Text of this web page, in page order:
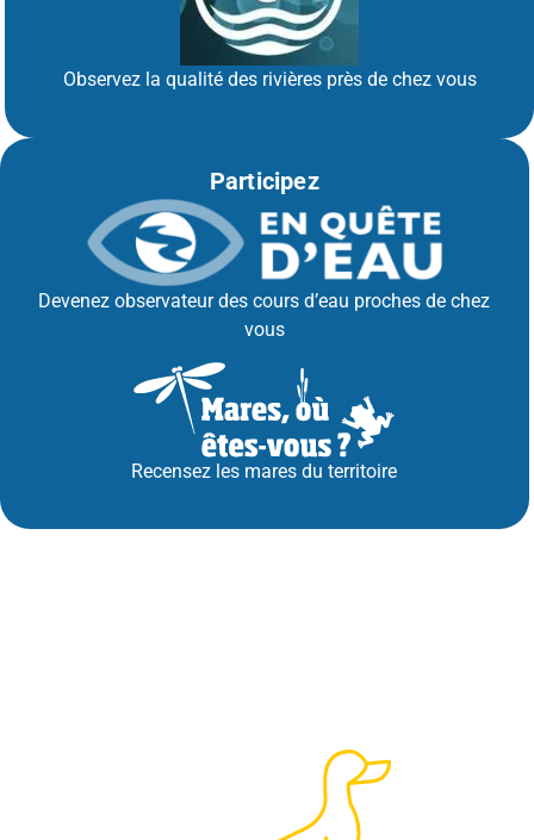
Observez la qualité des rivières près de chez vous
Participez
Devenez observateur des cours d’eau proches de chez
vous
Recensez les mares du territoire